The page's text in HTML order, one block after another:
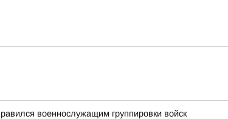
военнослужащим группировки войск